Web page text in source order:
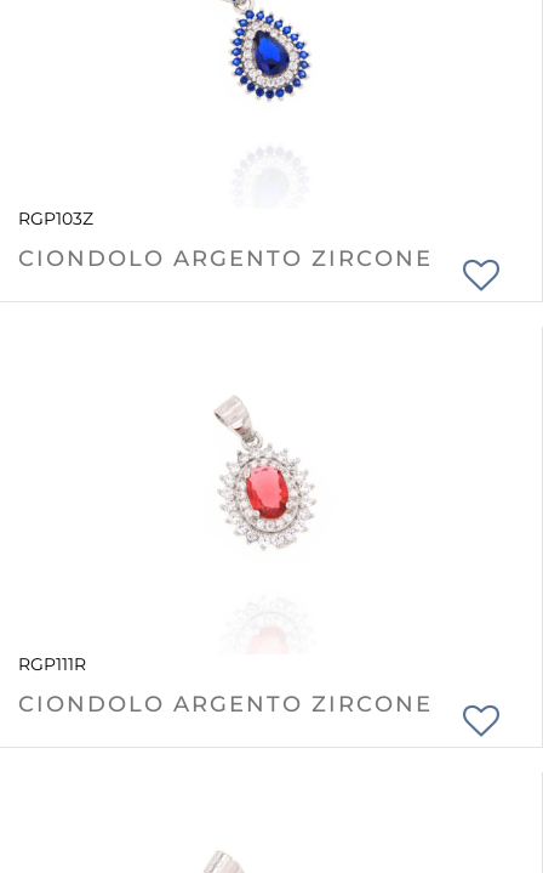
RGP103Z
CIONDOLO ARGENTO ZIRCONE
RGP111R
CIONDOLO ARGENTO ZIRCONE